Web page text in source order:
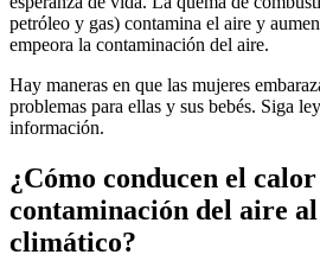
petróleo y gas) contamina el aire y
empeora la contaminación del aire.
Hay maneras en que las mujeres
problemas para ellas y sus bebés. Siga
información.
¿Cómo conducen el
contaminación del aire
climático?